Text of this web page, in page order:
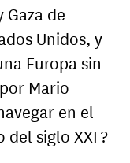
Gaza de
Unidos, y
Europa sin
Mario
en el
siglo XXI ?